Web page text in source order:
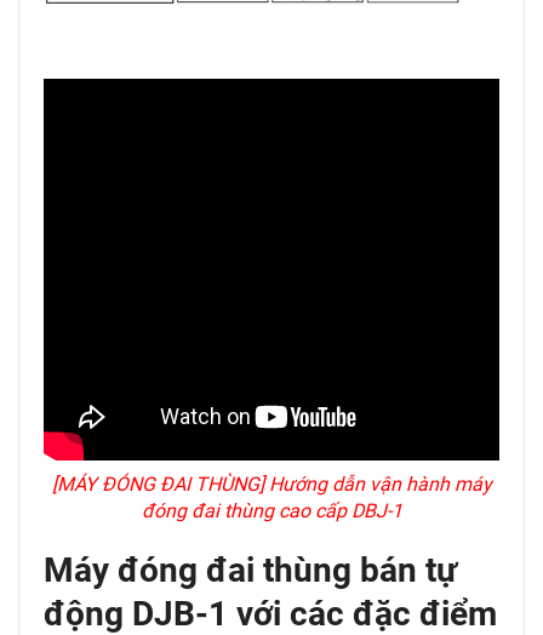
[MÁY ĐÓNG ĐAI THÙNG] Hướng dẫn vận hành máy
đóng đai thùng cao cấp DBJ-1
Máy đóng đai thùng bán tự
động DJB-1 với các đặc điểm